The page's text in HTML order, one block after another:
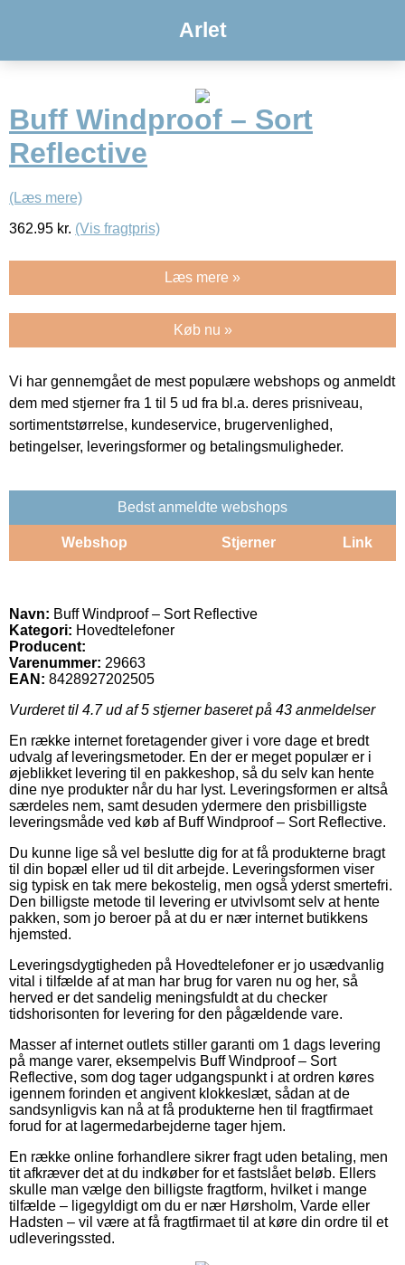
Arlet
Buff Windproof – Sort
Reflective
(Læs mere)
362.95 kr. (Vis fragtpris)
Læs mere »
Køb nu »
Vi har gennemgået de mest populære webshops og anmeldt
dem med stjerner fra 1 til 5 ud fra bl.a. deres prisniveau,
sortimentstørrelse, kundeservice, brugervenlighed,
betingelser, leveringsformer og betalingsmuligheder.
Bedst anmeldte webshops
Webshop Stjerner Link
Navn: Buff Windproof – Sort Reflective
Kategori: Hovedtelefoner
Producent:
Varenummer: 29663
EAN: 8428927202505
Vurderet til 4.7ud af 5 stjerner baseret på 43 anmeldelser
En række internet foretagender giver i vore dage et bredt
udvalg af leveringsmetoder. En der er meget populær er i
øjeblikket levering til en pakkeshop, så du selv kan hente
dine nye produkter når du har lyst. Leveringsformen er altså
særdeles nem, samt desuden ydermere den prisbilligste
leveringsmåde ved køb af Buff Windproof – Sort Reflective.
Du kunne lige så vel beslutte dig for at få produkterne bragt
til din bopæl eller ud til dit arbejde. Leveringsformen viser
sig typisk en tak mere bekostelig, men også yderst smertefri.
Den billigste metode til levering er utvivlsomt selv at hente
pakken, som jo beroer på at du er nær internet butikkens
hjemsted.
Leveringsdygtigheden på Hovedtelefoner er jo usædvanlig
vital i tilfælde af at man har brug for varen nu og her, så
herved er det sandelig meningsfuldt at du checker
tidshorisonten for levering for den pågældende vare.
Masser af internet outlets stiller garanti om 1 dags levering
på mange varer, eksempelvis Buff Windproof – Sort
Reflective, som dog tager udgangspunkt i at ordren køres
igennem forinden et angivent klokkeslæt, sådan at de
sandsynligvis kan nå at få produkterne hen til fragtfirmaet
forud for at lagermedarbejderne tager hjem.
En række online forhandlere sikrer fragt uden betaling, men
tit afkræver det at du indkøber for et fastslået beløb. Ellers
skulle man vælge den billigste fragtform, hvilket i mange
tilfælde – ligegyldigt om du er nær Hørsholm, Varde eller
Hadsten – vil være at få fragtfirmaet til at køre din ordre til et
udleveringssted.